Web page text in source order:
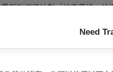
Need
新點燃了她對「純真愛情」
度一段純粹而甜美的時光，
庭接受，也不願讓這段純潔
於溫暖的季節，終究仍要振翅